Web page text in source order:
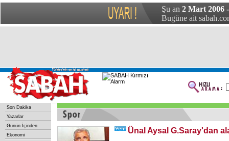
Şu an 2 Mart 2006
Bugüne ait
Son Dakika
Yazarlar
Günün İçinden
Ekonomi
Ünal Aysal G.Saray'dan